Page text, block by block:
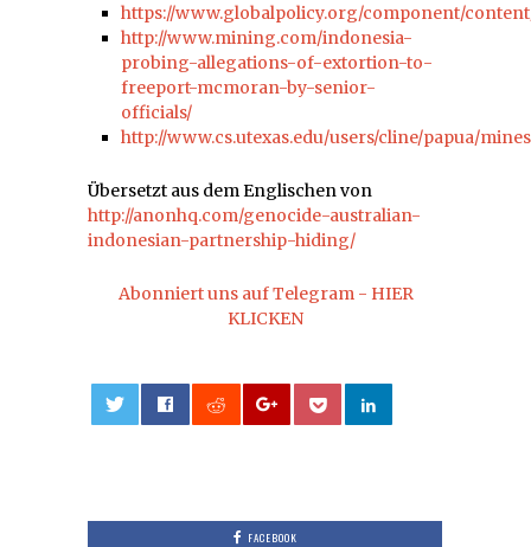
https://www.globalpolicy.org/component/
http://www.mining.com/indonesia-
probing-allegations-of-extortion-to-
freeport-mcmoran-by-senior-
officials/
http://www.cs.utexas.edu/users/cline/papua/
Übersetzt aus dem Englischen von
http://anonhq.com/genocide-australian-
indonesian-partnership-hiding/
Abonniert uns auf Telegram - HIER
KLICKEN
FACEBOOK